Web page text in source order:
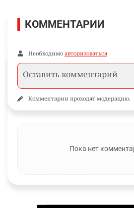
КОММЕНТАРИИ
Необходимо авторизоваться
Комментарии проходят модерацию.
Пока нет